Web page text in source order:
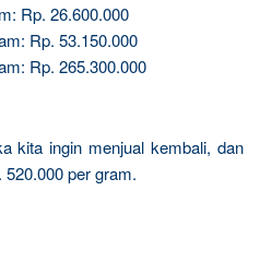
Rp. 26.600.000
Rp. 53.150.000
Rp. 265.300.000
kita ingin menjual kembali, dan
per gram.